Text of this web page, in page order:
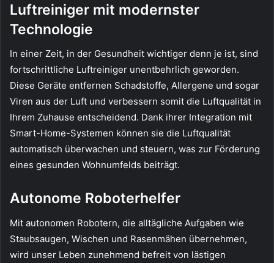
Luftreiniger mit modernster
Technologie
In einer Zeit, in der Gesundheit wichtiger denn je ist, sind
fortschrittliche Luftreiniger unentbehrlich geworden.
Diese Geräte entfernen Schadstoffe, Allergene und sogar
Viren aus der Luft und verbessern somit die Luftqualität in
Ihrem Zuhause entscheidend. Dank ihrer Integration mit
Smart-Home-Systemen können sie die Luftqualität
automatisch überwachen und steuern, was zur Förderung
eines gesunden Wohnumfelds beiträgt.
Autonome Roboterhelfer
Mit autonomen Robotern, die alltägliche Aufgaben wie
Staubsaugen, Wischen und Rasenmähen übernehmen,
wird unser Leben zunehmend befreit von lästigen